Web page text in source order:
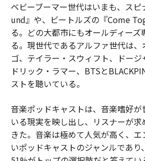
ベビーブーマー世代はいまも、ス
und』や、ビートルズの『Come
る。どの大都市にもオールディー
る。現世代であるアルファ世代は
ゴ、テイラー・スウィフト、ドー
ドリック・ラマー、BTSと
ストを聴いている。
音楽ポッドキャストは、音楽嗜好
いる現実を映し出し、リスナーが
きた。音楽は極めて人気が高く、
いポッドキャストのジャンルであ